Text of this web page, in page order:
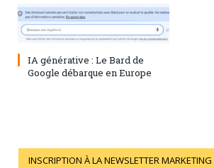
28 juillet 2023 0
IA générative : Le Bard de
Google débarque en Europe
INSCRIPTION À LA NEWSLETTER MARKETING